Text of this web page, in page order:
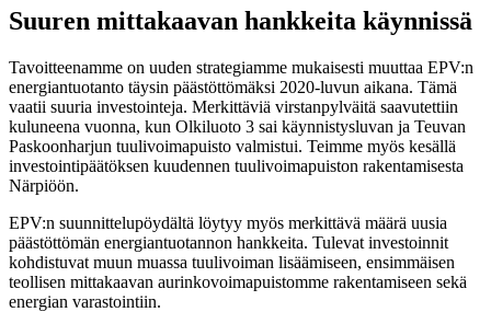
Suuren mittakaavan hankkeita käynnissä
Tavoitteenamme on uuden strategiamme mukaisesti muuttaa EPV:n
energiantuotanto täysin päästöttömäksi 2020-luvun aikana. Tämä
vaatii suuria investointeja. Merkittäviä virstanpylväitä saavutettiin
kuluneena vuonna, kun Olkiluoto 3 sai käynnistysluvan ja Teuvan
Paskoonharjun tuulivoimapuisto valmistui. Teimme myös kesällä
investointipäätöksen kuudennen tuulivoimapuiston rakentamisesta
Närpiöön.
EPV:n suunnittelupöydältä löytyy myös merkittävä määrä uusia
päästöttömän energiantuotannon hankkeita. Tulevat investoinnit
kohdistuvat muun muassa tuulivoiman lisäämiseen, ensimmäisen
teollisen mittakaavan aurinkovoimapuistomme rakentamiseen sekä
energian varastointiin.